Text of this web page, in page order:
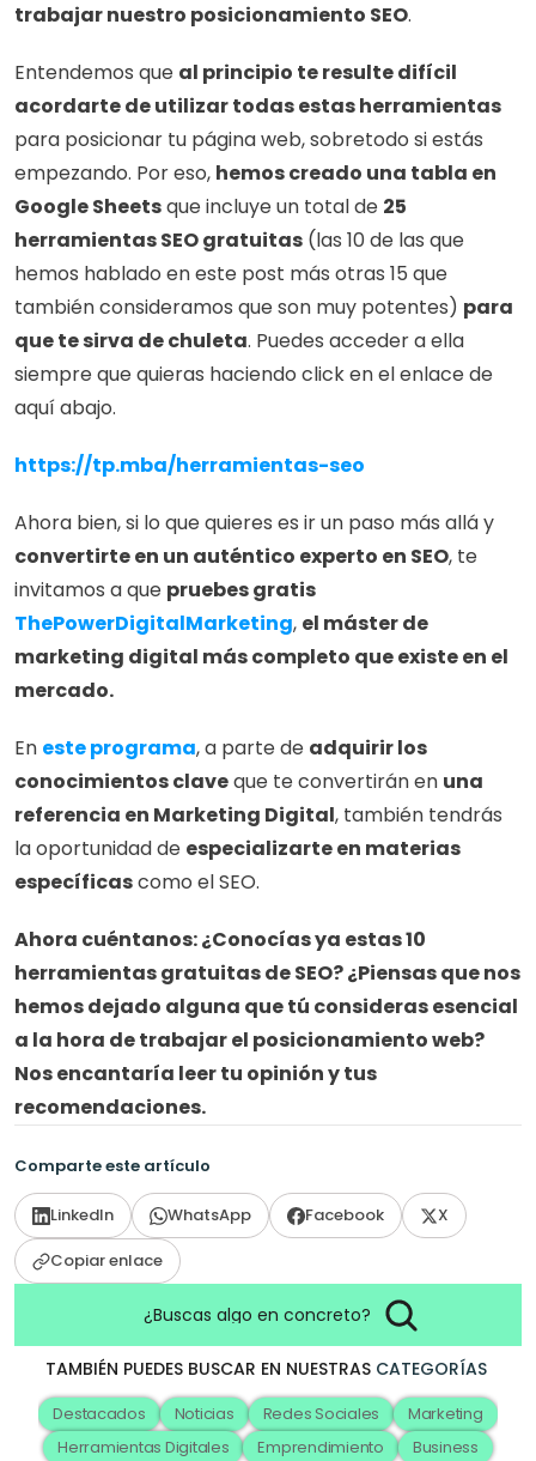
trabajar nuestro posicionamiento SEO.
Entendemos que al principio te resulte difícil
acordarte de utilizar todas estas herramientas
para posicionar tu página web, sobretodo si estás
empezando. Por eso, hemos creado una tabla en
Google Sheets que incluye un total de 25
herramientas SEO gratuitas (las 10 de las que
hemos hablado en este post más otras 15 que
también consideramos que son muy potentes) para
que te sirva de chuleta. Puedes acceder a ella
siempre que quieras haciendo click en el enlace de
aquí abajo.
https://tp.mba/herramientas-seo
convertirte en un auténtico experto en SEO, te
invitamos a que pruebes gratis
ThePowerDigitalMarketing, el máster de
marketing digital más completo que existe en el
mercado.
En este programa, a parte de adquirir los
conocimientos clave que te convertirán en una
referencia en Marketing Digital, también tendrás
la oportunidad de especializarte en materias
específicas como el SEO.
Ahora cuéntanos: ¿Conocías ya estas 10
herramientas gratuitas de SEO? ¿Piensas que nos
hemos dejado alguna que tú consideras esencial
a la hora de trabajar el posicionamiento web?
Nos encantaría leer tu opinión y tus
recomendaciones.
Comparte este artículo
LinkedIn WhatsApp Facebook
X
Copiar enlace
¿Buscas algo en concreto?
TAMBIÉN PUEDES BUSCAR EN NUESTRAS CATEGORÍAS
Destacados Noticias Redes Sociales
Marketing
Herramientas Digitales
Emprendimiento Business